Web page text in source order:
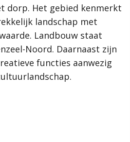
gemeente Scherpenzeel graag mee
dorp. Het gebied kenmerkt
landschap met
Landbouw staat
Noord. Daarnaast zijn
functies aanwezig